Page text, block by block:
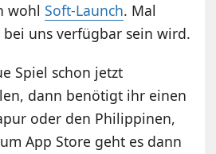
wohlSoft-Launch. Mal
bei uns verfügbar sein wird.
Spiel schon jetzt
dann benötigt ihr einen
oder den Philippinen,
App Store geht es dann